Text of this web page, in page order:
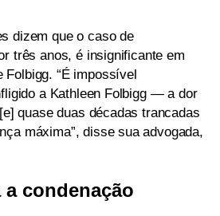
dizem que o caso de
três anos, é insignificante em
“É impossível
a Kathleen Folbigg — a dor
quase duas décadas trancadas
máxima”, disse sua advogada,
a condenação